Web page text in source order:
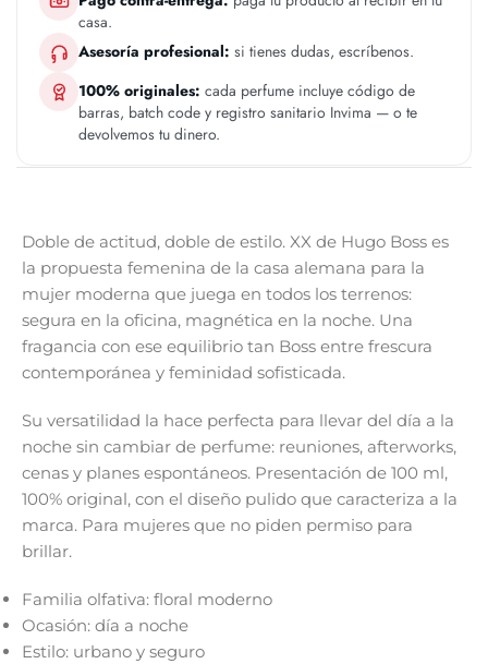
casa.
Asesoría profesional: si tienes dudas, escríbenos.
100% originales: cada perfume incluye código de
barras, batch code y registro sanitario Invima — o te
devolvemos tu dinero.
Doble de actitud, doble de estilo. XX de Hugo Boss es
la propuesta femenina de la casa alemana para la
mujer moderna que juega en todos los terrenos:
segura en la oficina, magnética en la noche. Una
fragancia con ese equilibrio tan Boss entre frescura
contemporánea y feminidad sofisticada.
Su versatilidad la hace perfecta para llevar del día a la
noche sin cambiar de perfume: reuniones, afterworks,
cenas y planes espontáneos. Presentación de 100 ml,
100% original, con el diseño pulido que caracteriza a la
marca. Para mujeres que no piden permiso para
brillar.
Familia olfativa: floral moderno
Ocasión: día a noche
Estilo: urbano y seguro